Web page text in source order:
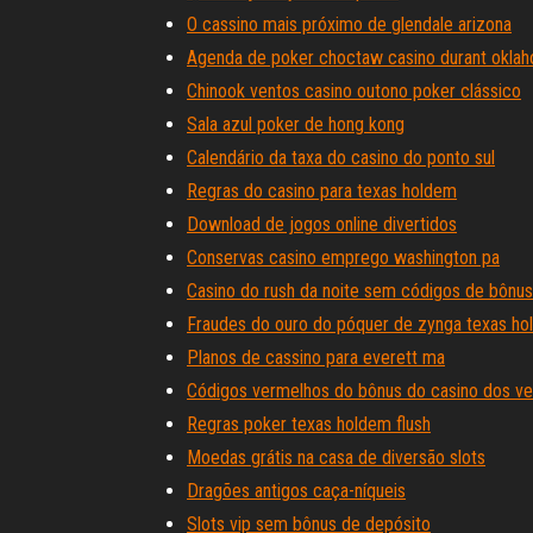
O cassino mais próximo de glendale arizona
Agenda de poker choctaw casino durant
Chinook ventos casino outono poker clássico
Sala azul poker de hong kong
Calendário da taxa do casino do ponto sul
Regras do casino para texas holdem
Download de jogos online divertidos
Conservas casino emprego washington pa
Casino do rush da noite sem códigos de
Fraudes do ouro do póquer de zynga texas
Planos de cassino para everett ma
Códigos vermelhos do bônus do casino dos
Regras poker texas holdem flush
Moedas grátis na casa de diversão slots
Dragões antigos caça-níqueis
Slots vip sem bônus de depósito